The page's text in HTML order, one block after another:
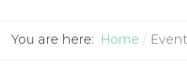
You are here: Home